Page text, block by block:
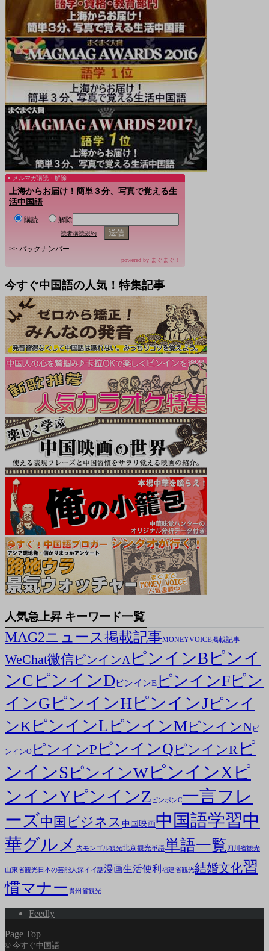
メルマガ購読・解除
上海からお届け！簡単３分、写真で覚える生
活中国語
購読 解除
読者購読規約
>> バックナンバー
powered by まぐまぐ！
今すぐ中国語の人気！特集記事
人気急上昇 キーワード一覧
MAG2ニュース掲載記事MONEYVOICE掲載記事
WeChat微信ピンインAピンインB ピンイ
ンC ピンインDピンインE ピンインFピン
インG ピンインHピンインJピンイ
ンK ピンインL ピンインMピンインNピ
ンインO ピンインP ピンインQ ピンインR ピ
ンインSピンインWピンインXピ
ンインYピンインZ ピンポンC一言フレ
ーズ中国ビジネス 中国映画中国語学習中
華グルメ
内モンゴル観光北京観光単語単語一覧 四川省観光
山東省観光日本の芸能人 深イイ話漫画生活便利 福建省観光結婚文化習
慣マナー貴州省観光
Feedly
Page Top
© 今すぐ中国語